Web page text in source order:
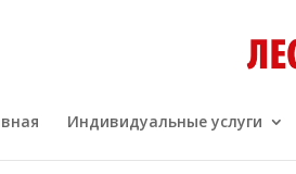
Индивидуальные услуги